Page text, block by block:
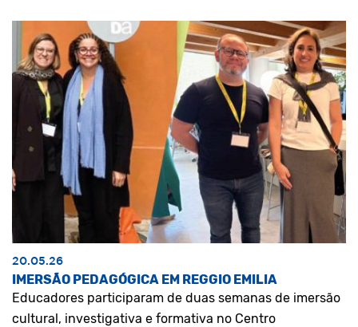
20.05.26
IMERSÃO PEDAGÓGICA EM REGGIO EMILIA
Educadores participaram de duas semanas de imersão
cultural, investigativa e formativa no Centro